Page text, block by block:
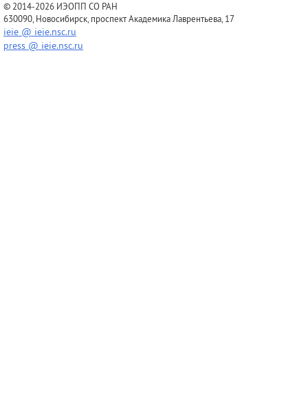
© 2014-2026 ИЭОПП СО РАН
630090, Новосибирск, проспект Академика Лаврентьева, 17
ieie @ ieie.nsc.ru
press @ ieie.nsc.ru